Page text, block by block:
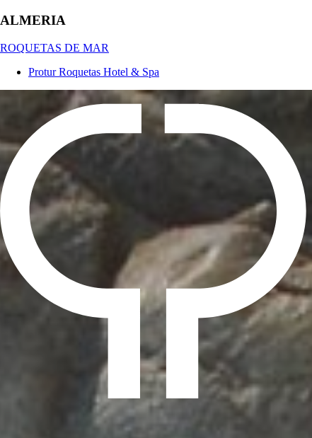
ALMERIA
ROQUETAS DE MAR
Protur Roquetas Hotel & Spa